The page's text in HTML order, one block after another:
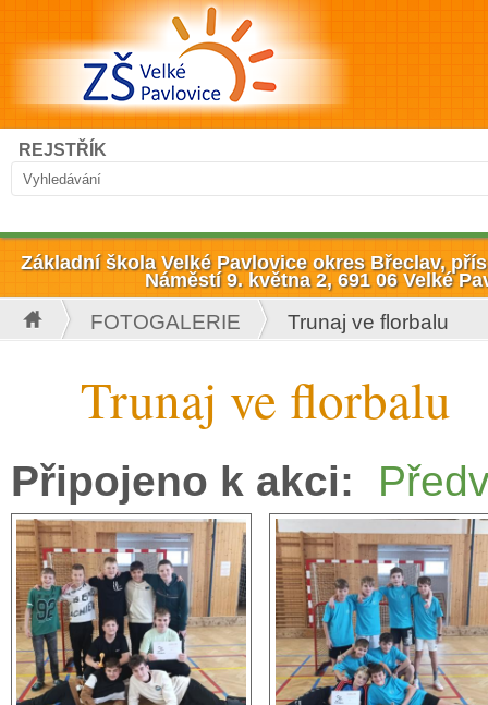
Přejít k hlavnímu obsahu
Vyhledávání
Hledat
REJSTŘÍK
Základní škola Velké Pavlovice okres Břeclav,
Náměstí 9. května 2, 691 06 Velké
Jste zde
FOTOGALERIE Trunaj ve florbalu
Trunaj ve florbalu
Připojeno k akci: